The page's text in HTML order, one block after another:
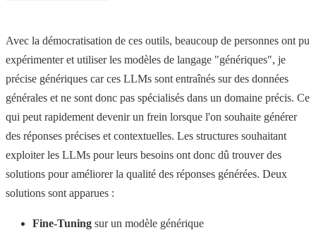
Avec la démocratisation de ces outils, beaucoup de personnes ont pu
expérimenter et utiliser les modèles de langage "génériques", je
précise génériques car ces LLMs sont entraînés sur des données
générales et ne sont donc pas spécialisés dans un domaine précis. Ce
qui peut rapidement devenir un frein lorsque l'on souhaite générer
des réponses précises et contextuelles. Les structures souhaitant
exploiter les LLMs pour leurs besoins ont donc dû trouver des
solutions pour améliorer la qualité des réponses générées. Deux
solutions sont apparues :
Fine-Tuning sur un modèle générique